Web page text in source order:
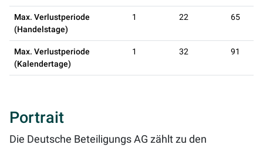
Max. Verlustperiode
(Handelstage)
1 22 65
Max. Verlustperiode
(Kalendertage)
1 32 91
Portrait
Die Deutsche Beteiligungs AG zählt zu den